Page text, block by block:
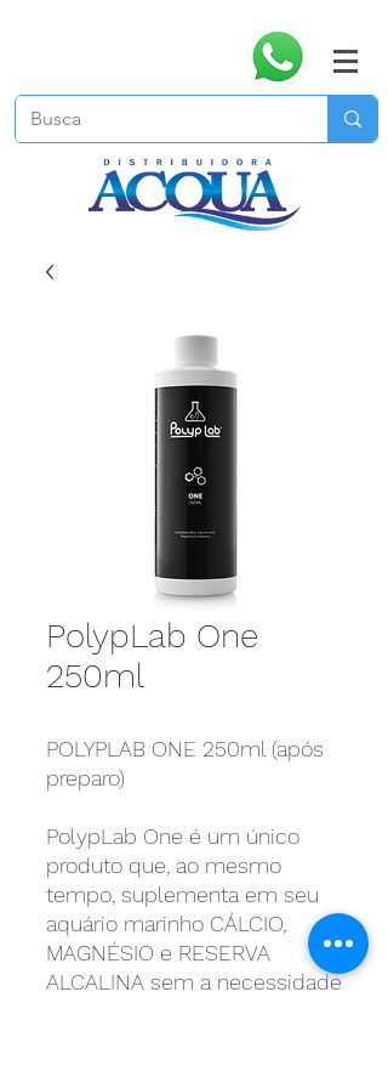
PolypLab One
250ml
POLYPLAB ONE 250ml (após
preparo)
PolypLab One é um único
produto que, ao mesmo
tempo, suplementa em seu
aquário marinho CÁLCIO,
MAGNÉSIO e RESERVA
ALCALINA sem a necessidade